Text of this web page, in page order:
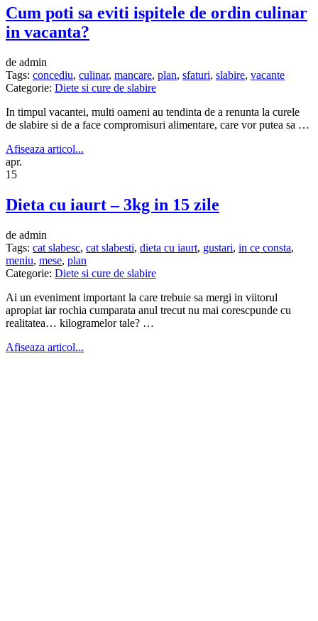
Cum poti sa eviti ispitele de ordin culinar
in vacanta?
de admin
Tags: concediu, culinar, mancare, plan, sfaturi, slabire, vacante
Categorie: Diete si cure de slabire
In timpul vacantei, multi oameni au tendinta de a renunta la curele
de slabire si de a face compromisuri alimentare, care vor putea sa …
Afiseaza articol...
apr.
15
Dieta cu iaurt – 3kg in 15 zile
de admin
Tags: cat slabesc, cat slabesti, dieta cu iaurt, gustari, in ce consta,
meniu, mese, plan
Categorie: Diete si cure de slabire
Ai un eveniment important la care trebuie sa mergi in viitorul
apropiat iar rochia cumparata anul trecut nu mai corescpunde cu
realitatea… kilogramelor tale? …
Afiseaza articol...